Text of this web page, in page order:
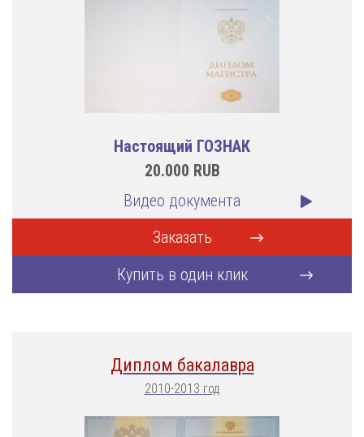
Настоящий ГОЗНАК
20.000 RUB
Видео документа
Заказать
Купить в один клик
Диплом бакалавра
2010-2013 год